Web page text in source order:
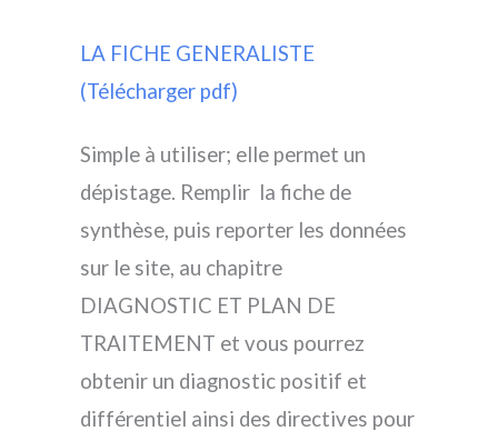
LA FICHE GENERALISTE
(Télécharger pdf)
Simple à utiliser; elle permet un
dépistage. Remplir la fiche de
synthèse, puis reporter les données
sur le site, au chapitre
DIAGNOSTIC ET PLAN DE
TRAITEMENT et vous pourrez
obtenir un diagnostic positif et
différentiel ainsi des directives pour